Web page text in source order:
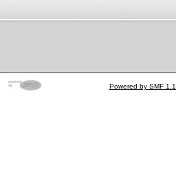
Powered by SMF